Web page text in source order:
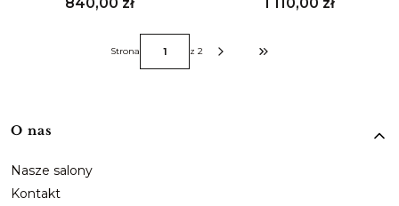
Strona z 2 Przejdź do ostatniej strony z
Linki w stopce
O nas
Nasze salony
Kontakt